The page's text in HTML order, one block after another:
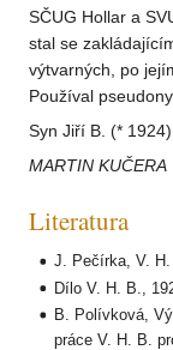
SČUG Hollar a
stal se
výtvarných, po
Používal
Syn Jiří B. (*
MARTIN KUČERA
Literatura
J. Pečírka, V.
Dílo V. H. B.,
B. Polívková,
práce V. H. B.